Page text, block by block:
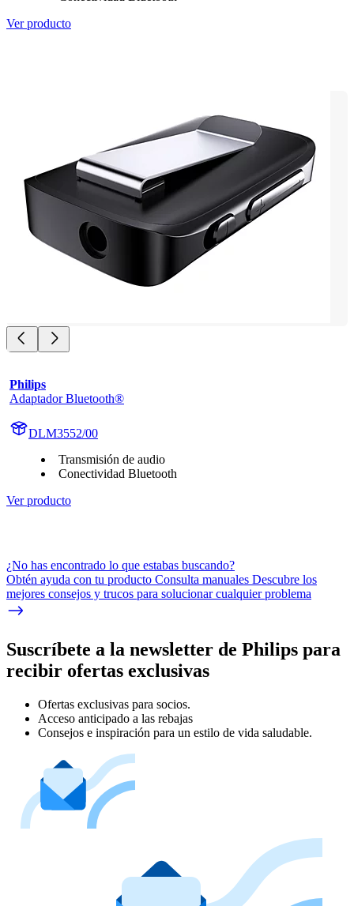
Ver producto
Philips
Adaptador Bluetooth®
DLM3552/00
Transmisión de audio
Conectividad Bluetooth
Ver producto
¿No has encontrado lo que estabas buscando?
Obtén ayuda con tu producto Consulta manuales Descubre los
mejores consejos y trucos para solucionar cualquier problema
Suscríbete a la newsletter de Philips para
recibir ofertas exclusivas
Ofertas exclusivas para socios.
Acceso anticipado a las rebajas
Consejos e inspiración para un estilo de vida saludable.